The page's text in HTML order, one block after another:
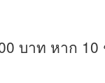
บาท หาก